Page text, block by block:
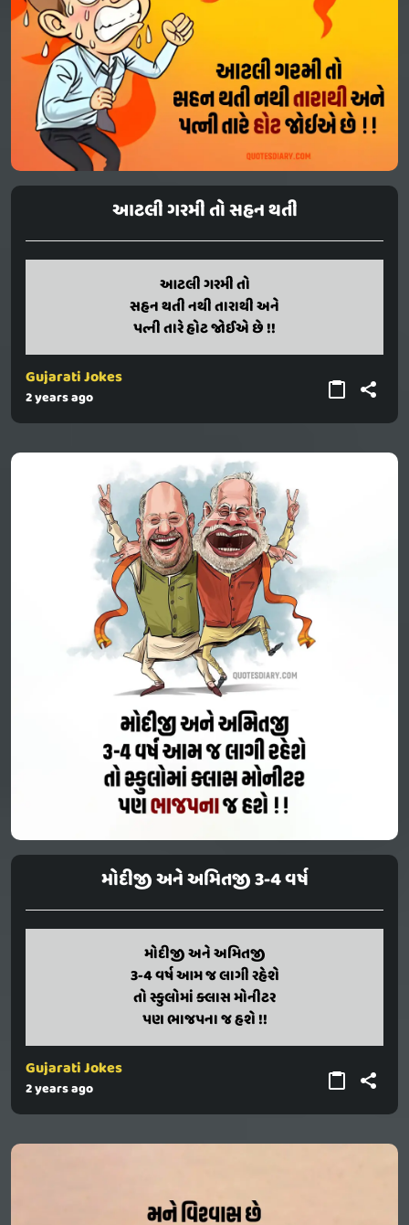
આટલી ગરમી તો સહન થતી
આટલી ગરમી તો
સહન થતી નથી તારાથી અને
પત્ની તારે હોટ જોઈએ છે !!
aatali garami to
sahan thati nathi tarathi ane
patni tare hot joie chhe !!
Gujarati Jokes
2 years ago
મોદીજી અને અમિતજી 3-4 વર્ષ
મોદીજી અને અમિતજી
3-4 વર્ષ આમ જ લાગી રહેશે
તો સ્કુલોમાં ક્લાસ મોનીટર
પણ ભાજપના જ હશે !!
modiji ane amitaji
3-4 varsh aam j lagi raheshe to
school ma class monitor pan
bhajapan j hashe !!
Gujarati Jokes
2 years ago